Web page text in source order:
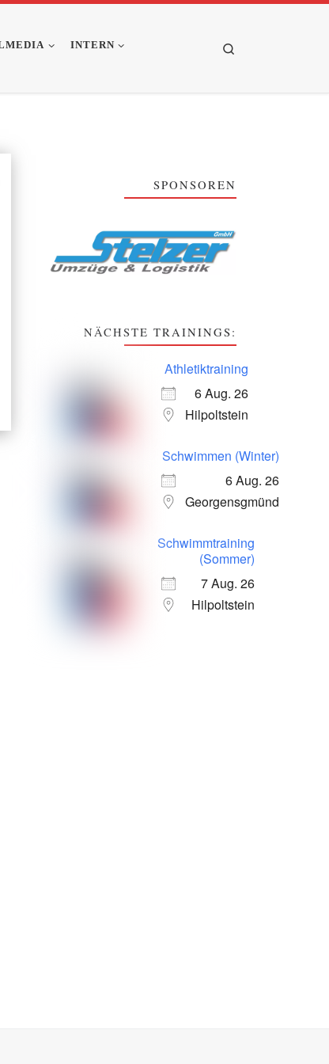
INTERN
SPONSOREN
NÄCHSTE TRAININGS:
Athletiktraining
6 Aug. 26
Hilpoltstein
Schwimmen (Winter)
6 Aug. 26
Georgensgmünd
Schwimmtraining
(Sommer)
7 Aug. 26
Hilpoltstein